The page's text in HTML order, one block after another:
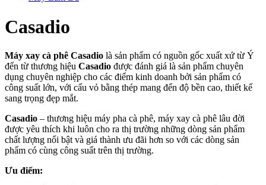
Casadio
Máy xay cà phê Casadio là sản phẩm có nguồn gốc xuất xứ từ Ý
đến từ thương hiệu Casadio được đánh giá là sản phẩm chuyên
dụng chuyên nghiệp cho các điểm kinh doanh bởi sản phẩm có
công suất lớn, với cấu vỏ bằng thép mang đến độ bền cao, thiết kế
sang trọng đẹp mắt.
Casadio – thương hiệu máy pha cà phê, máy xay cà phê lâu đời
được yêu thích khi luôn cho ra thị trường những dòng sản phẩm
chất lượng nổi bật và giá thành ưu đãi hơn so với các dòng sản
phẩm có cùng công suất trên thị trường.
Ưu điểm: